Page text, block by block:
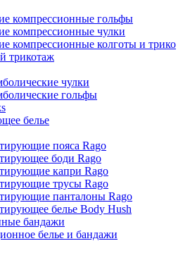
компрессионные гольфы
компрессионные чулки
компрессионные колготы и трико
трикотаж
чулки
гольфы
белье
пояса Rago
боди Rago
капри Rago
трусы Rago
панталоны Rago
белье Body Hush
бандажи
белье и бандажи